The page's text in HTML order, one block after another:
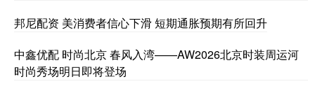
邦尼配资 美消费者信心下滑 短期通胀预期有所回升
中鑫优配 时尚北京 春风入湾——AW2026北京时装周运河
时尚秀场明日即将登场